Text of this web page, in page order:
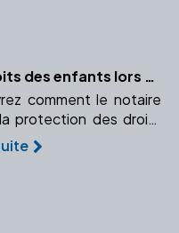
Les droits des enfants lors d'un divorce : Comment le notaire assure leur protection
comment le notaire
protection des droits
lors d'un divorce.
alimentaire, garde